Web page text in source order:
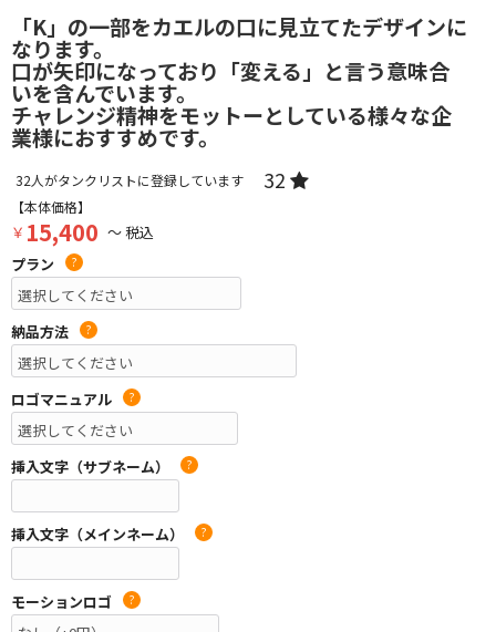
「K」の一部をカエルの口に見立てたデザインに
なります。
口が矢印になっており「変える」と言う意味合
いを含んでいます。
チャレンジ精神をモットーとしている様々な企
業様におすすめです。
32人がタンクリストに登録しています 32
【本体価格】
￥ 15,400 ～ 税込
プラン
?
納品方法 ?
ロゴマニュアル ?
挿入文字（サブネーム） ?
挿入文字（メインネーム） ?
モーションロゴ ?